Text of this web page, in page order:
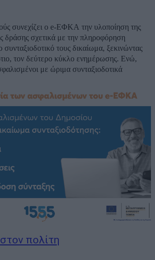
συνεχίζει ο e-ΕΦΚΑ την υλοποίηση της
δράσης σχετικά με την πληροφόρηση
τους δικαίωμα, ξεκινώντας
τον δεύτερο κύκλο ενημέρωσης. Ενώ,
με ώριμα συνταξιοδοτικά
πολίτη